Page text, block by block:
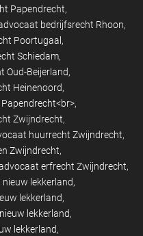
Papendrecht
bedrijfsrecht Rhoon
Poortugaal
Schiedam
Oud-Beijerland
Heinenoord
Zwijndrecht
huurrecht Zwijndrecht
Zwijndrecht
erfrecht Zwijndrecht
lekkerland
lekkerland
lekkerland
lekkerland